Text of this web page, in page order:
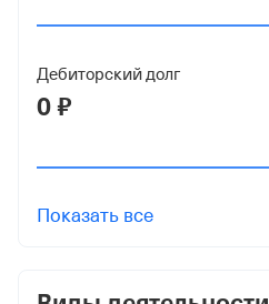
ООО "РУДЕНТА ФЭМИЛИ"
ИНН
Дебиторский долг
0 ₽
Показать все